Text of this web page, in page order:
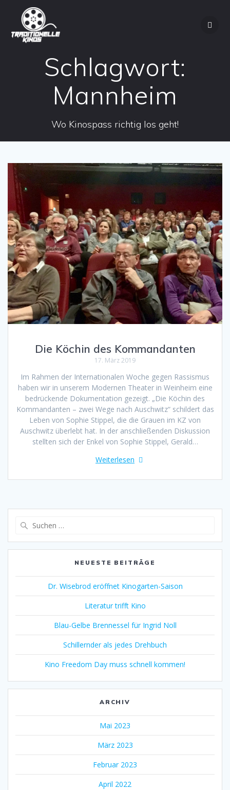
Schlagwort:
Mannheim
Wo Kinospass richtig los geht!
Die Köchin des Kommandanten
17. März 2019
Im Rahmen der Internationalen Woche gegen Rassismus
haben wir in unserem Modernen Theater in Weinheim eine
bedrückende Dokumentation gezeigt. „Die Köchin des
Kommandanten – zwei Wege nach Auschwitz“ schildert das
Leben von Sophie Stippel, die die Grauen im KZ von
Auschwitz überlebt hat. In der anschließenden Diskussion
stellten sich der Enkel von Sophie Stippel, Gerald…
Weiterlesen
NEUESTE BEITRÄGE
Dr. Wisebrod eröffnet Kinogarten-Saison
Literatur trifft Kino
Blau-Gelbe Brennessel für Ingrid Noll
Schillernder als jedes Drehbuch
Kino Freedom Day muss schnell kommen!
ARCHIV
Mai 2023
März 2023
Februar 2023
April 2022